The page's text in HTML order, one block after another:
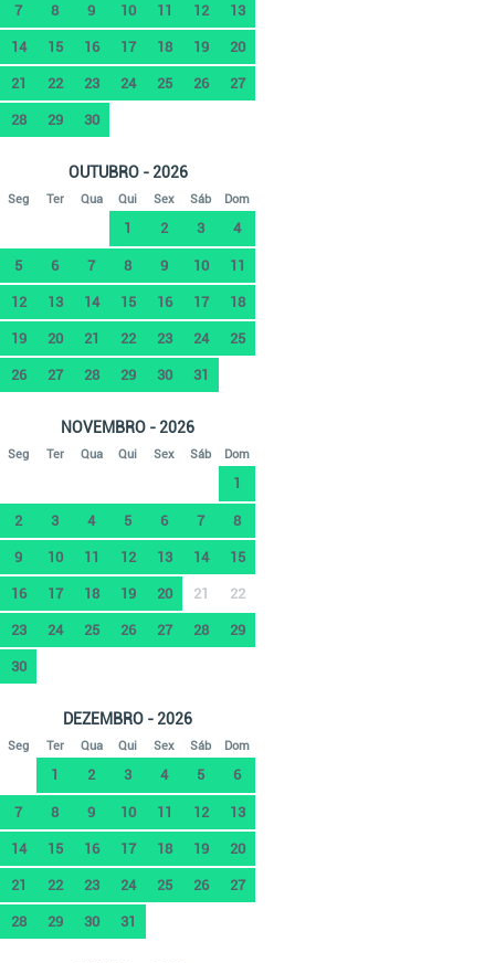
7 8 9 10 11 12 13
14 15 16 17 18 19 20
21 22 23 24 25 26 27
28 29 30
OUTUBRO - 2026
Seg Ter Qua Qui Sex Sáb Dom
1 2 3 4
5 6 7 8 9 10 11
12 13 14 15 16 17 18
19 20 21 22 23 24 25
26 27 28 29 30 31
NOVEMBRO - 2026
Seg Ter Qua Qui Sex Sáb Dom
1
2 3 4 5 6 7 8
9 10 11 12 13 14 15
16 17 18 19 20 21 22
23 24 25 26 27 28 29
30
DEZEMBRO - 2026
Seg Ter Qua Qui Sex Sáb Dom
1 2 3 4 5 6
7 8 9 10 11 12 13
14 15 16 17 18 19 20
21 22 23 24 25 26 27
28 29 30 31